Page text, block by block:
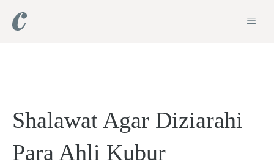
Shalawat Agar Diziarahi
Para Ahli Kubur